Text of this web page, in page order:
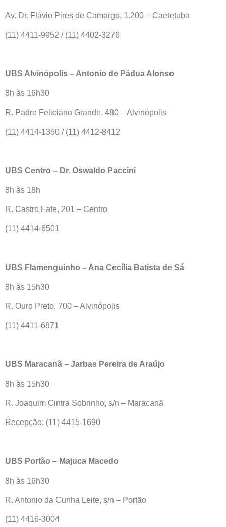
Av. Dr. Flávio Pires de Camargo, 1.200 – Caetetuba
(11) 4411-9952 / (11) 4402-3276
UBS Alvinópolis – Antonio de Pádua Alonso
8h às 16h30
R. Padre Feliciano Grande, 480 – Alvinópolis
(11) 4414-1350 / (11) 4412-8412
UBS Centro – Dr. Oswaldo Paccini
8h às 18h
R. Castro Fafe, 201 – Centro
(11) 4414-6501
UBS Flamenguinho – Ana Cecília Batista de Sá
8h às 15h30
R. Ouro Preto, 700 – Alvinópolis
(11) 4411-6871
UBS Maracanã – Jarbas Pereira de Araújo
8h às 15h30
R. Joaquim Cintra Sobrinho, s/n – Maracanã
Recepção: (11) 4415-1690
UBS Portão – Majuca Macedo
8h às 16h30
R. Antonio da Cunha Leite, s/n – Portão
(11) 4416-3004